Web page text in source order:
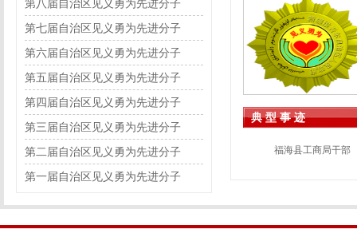
第八届自治区见义勇为先进分子
第七届自治区见义勇为先进分子
第六届自治区见义勇为先进分子
第五届自治区见义勇为先进分子
第四届自治区见义勇为先进分子
第三届自治区见义勇为先进分子
第二届自治区见义勇为先进分子
第一届自治区见义勇为先进分子
典 型 事 迹
福海县工商局干部